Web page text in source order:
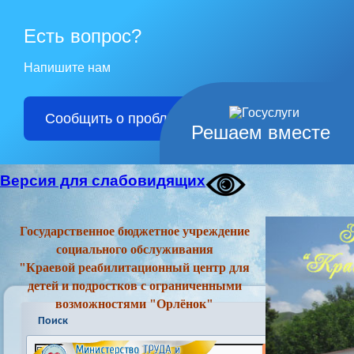
Решаем вместе
Есть вопрос?
Напишите нам
Сообщить о проблеме
Версия для слабовидящих
Государственное бюджетное учреждение
социального обслуживания
"Краевой реабилитационный центр для
детей и подростков с ограниченными
возможностями "Орлёнок"
Поиск